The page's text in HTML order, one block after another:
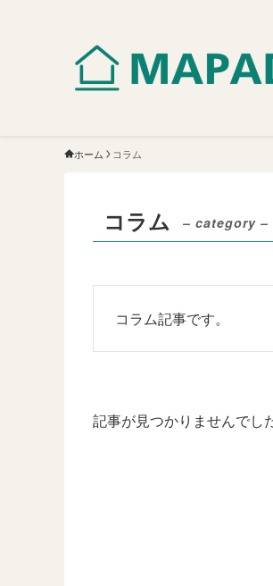
ホーム コラム
コラム – category –
コラム記事です。
記事が見つかりませんでした